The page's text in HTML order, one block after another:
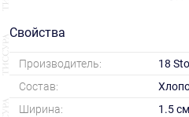
Свойства
Производитель:
18
Состав:
Ширина:
1.5 см